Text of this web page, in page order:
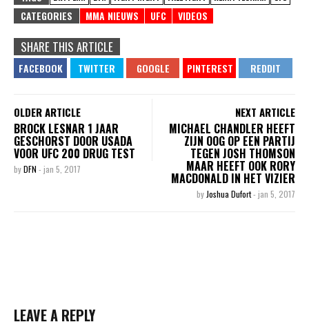
CATEGORIES MMA NIEUWS UFC VIDEOS
SHARE THIS ARTICLE
OLDER ARTICLE
BROCK LESNAR 1 JAAR
GESCHORST DOOR USADA
VOOR UFC 200 DRUG TEST
byDFN - jan 5, 2017
NEXT ARTICLE
MICHAEL CHANDLER HEEFT
ZIJN OOG OP EEN PARTIJ
TEGEN JOSH THOMSON
MAAR HEEFT OOK RORY
MACDONALD IN HET VIZIER
by Joshua Dufort- jan 5, 2017
LEAVE A REPLY